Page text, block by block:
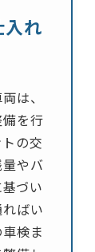
入れ
は、
を行
の交
やバ
づい
ばい
検ま